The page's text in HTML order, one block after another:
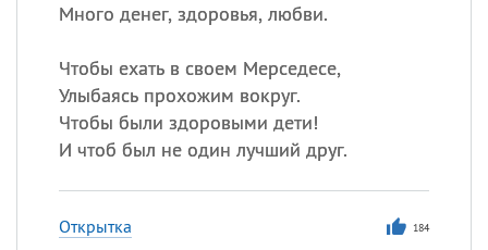
Много денег, здоровья, любви.
Чтобы ехать в своем Мерседесе,
Улыбаясь прохожим вокруг.
Чтобы были здоровыми дети!
И чтоб был не один лучший друг.
Открытка 184